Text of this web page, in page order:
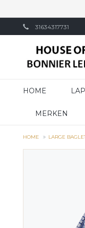
31634317731
HOME
MERKEN
HOME LARGE